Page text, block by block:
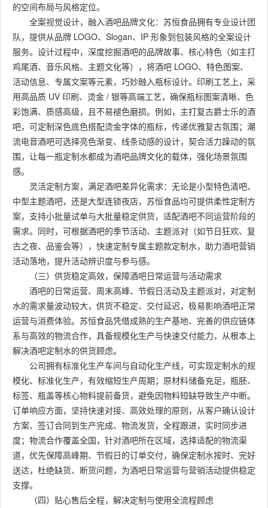
的空间布局与风格定位。
全案视觉设计，融入酒吧品牌文化：苏恒食品拥有专业设计团
队，提供从品牌 LOGO、Slogan、IP 形象到包装风格的全案设计
服务。设计过程中，深度挖掘酒吧的品牌故事、核心特色（如主打
鸡尾酒、音乐风格、主题文化等），将酒吧 LOGO、特色图案、
活动信息、专属文案等元素，巧妙融入瓶标设计。印刷工艺上，采
用高品质 UV 印刷、烫金 / 银等高端工艺，确保瓶标图案清晰、色
彩饱满、质感高级，且不易褪色磨损。例如，主打复古爵士乐的酒
吧，可定制深色底色搭配烫金字体的瓶标，传递优雅复古氛围；潮
流电音酒吧可选择亮色渐变、线条动感的设计，契合活力躁动的氛
围，让每一瓶定制水都成为酒吧品牌文化的载体，强化场景氛围
感。
灵活定制方案，满足酒吧差异化需求：无论是小型特色清吧、
中型主题酒吧，还是大型连锁夜店，苏恒食品均可提供柔性定制方
案，支持小批量试单与大批量稳定供货，适配酒吧不同运营阶段的
需求。同时，可根据酒吧的季节活动、主题派对（如节日狂欢、复
古之夜、品鉴会等），快速定制专属主题款定制水，助力酒吧营销
活动落地，提升活动辨识度与参与感。
（三）供货稳定高效，保障酒吧日常运营与活动需求
酒吧的日常运营、周末高峰、节假日活动及主题派对，对定制
水的需求量波动较大，供货不稳定、交付延迟，极易影响酒吧正常
运营与消费体验。苏恒食品凭借成熟的生产基地、完善的供应链体
系与高效的物流合作，具备规模化生产与快速交付能力，从根本上
解决酒吧定制水的供货顾虑。
公司拥有标准化生产车间与自动化生产线，可实现定制水的规
模化、标准化生产，有效缩短生产周期；原材料储备充足，瓶胚、
标签、瓶盖等核心物料提前备货，避免因物料短缺导致生产中断。
订单响应方面，坚持快速对接、高效处理的原则，从客户确认设计
方案、签订合同到生产完成、物流发货，全程跟进，实时同步进
度；物流合作覆盖全国，针对酒吧所在区域，选择适配的物流渠
道，优先保障高峰期、节假日的订单交付，确保定制水按时、完好
送达，杜绝缺货、断货问题，为酒吧日常运营与营销活动提供稳定
支撑。
（四）贴心售后全程，解决定制与使用全流程顾虑